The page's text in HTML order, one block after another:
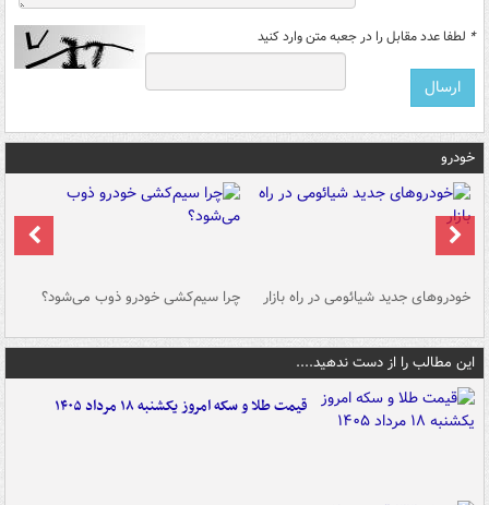
* لطفا عدد مقابل را در جعبه متن وارد کنید
خودرو
خودروهای جدید شیائومی در راه بازار چرا سیم‌کشی خودرو ذوب می‌شود؟
این مطالب را از دست ندهید....
قیمت طلا و سکه امروز یکشنبه ۱۸ مرداد ۱۴۰۵